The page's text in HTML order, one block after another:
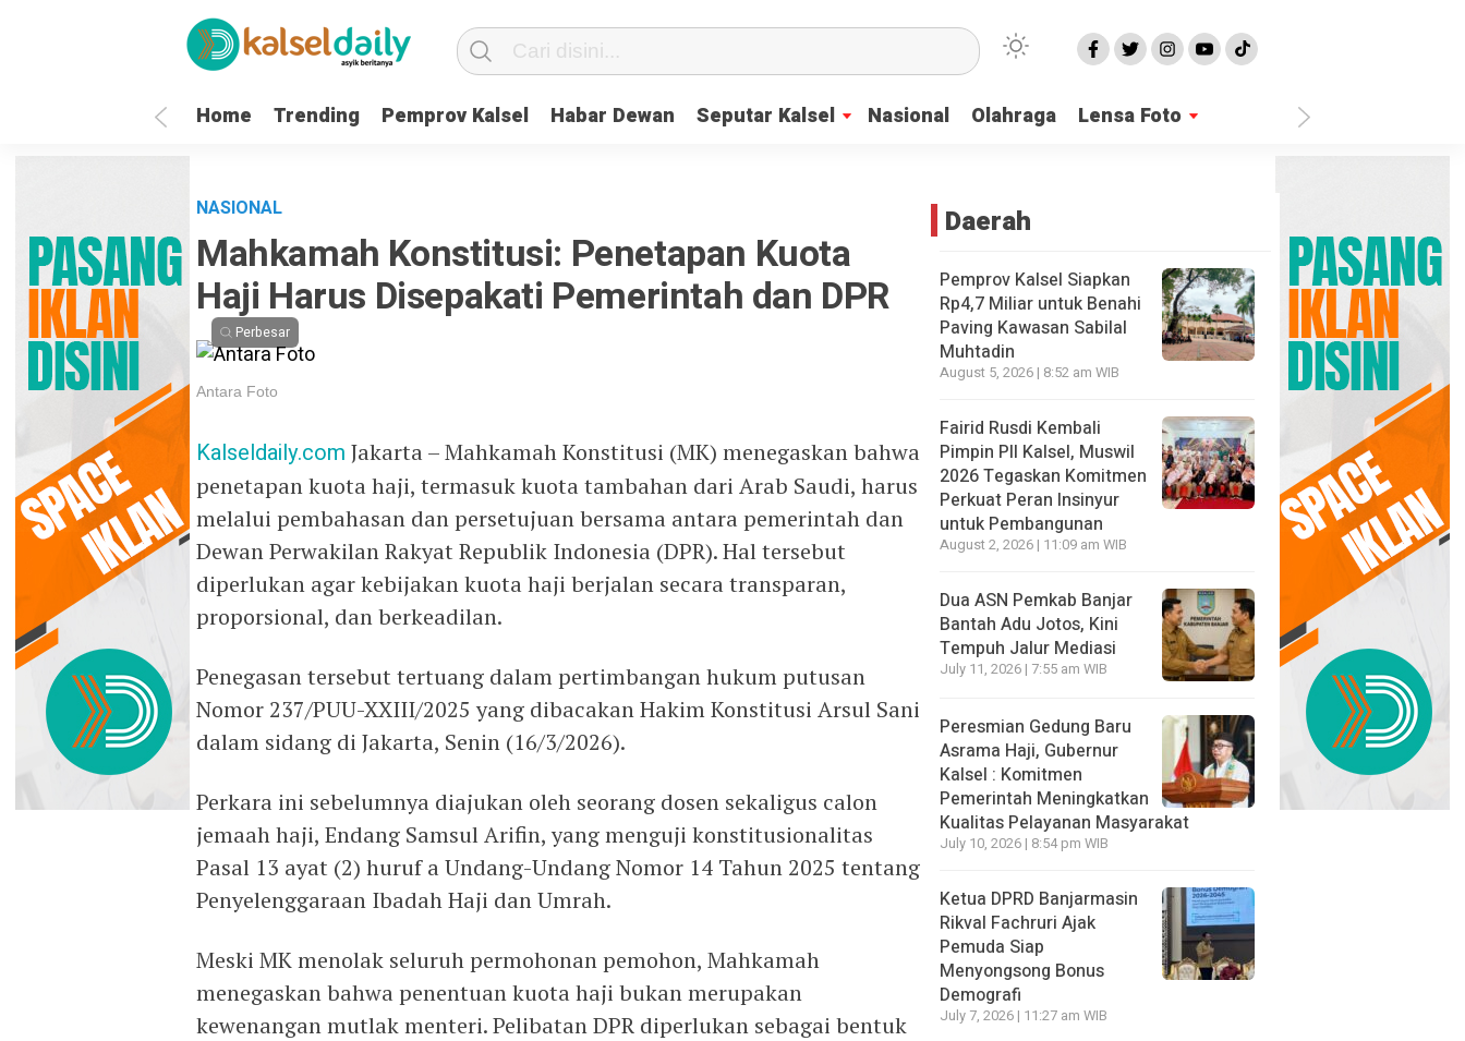
Home Trending Pemprov Kalsel Habar Dewan Seputar Kalsel Nasional Olahraga Lensa Foto
NASIONAL
Mahkamah Konstitusi: Penetapan Kuota
Haji Harus Disepakati Pemerintah dan DPR
Perbesar
Antara Foto
Kalseldaily.com Jakarta – Mahkamah Konstitusi (MK) menegaskan bahwa
penetapan kuota haji, termasuk kuota tambahan dari Arab Saudi, harus
melalui pembahasan dan persetujuan bersama antara pemerintah dan
Dewan Perwakilan Rakyat Republik Indonesia (DPR). Hal tersebut
diperlukan agar kebijakan kuota haji berjalan secara transparan,
proporsional, dan berkeadilan.
Penegasan tersebut tertuang dalam pertimbangan hukum putusan
Nomor 237/PUU-XXIII/2025 yang dibacakan Hakim Konstitusi Arsul Sani
dalam sidang di Jakarta, Senin (16/3/2026).
Perkara ini sebelumnya diajukan oleh seorang dosen sekaligus calon
jemaah haji, Endang Samsul Arifin, yang menguji konstitusionalitas
Pasal 13 ayat (2) huruf a Undang-Undang Nomor 14 Tahun 2025 tentang
Penyelenggaraan Ibadah Haji dan Umrah.
Meski MK menolak seluruh permohonan pemohon, Mahkamah
menegaskan bahwa penentuan kuota haji bukan merupakan
kewenangan mutlak menteri. Pelibatan DPR diperlukan sebagai bentuk
Daerah
Pemprov Kalsel Siapkan
Rp4,7 Miliar untuk Benahi
Paving Kawasan Sabilal
Muhtadin
August 5, 2026 | 8:52 am WIB
Fairid Rusdi Kembali
Pimpin PII Kalsel, Muswil
2026 Tegaskan Komitmen
Perkuat Peran Insinyur
untuk Pembangunan
August 2, 2026 | 11:09 am WIB
Dua ASN Pemkab Banjar
Bantah Adu Jotos, Kini
Tempuh Jalur Mediasi
July 11, 2026 | 7:55 am WIB
Peresmian Gedung Baru
Asrama Haji, Gubernur
Kalsel : Komitmen
Pemerintah Meningkatkan
Kualitas Pelayanan Masyarakat
July 10, 2026 | 8:54 pm WIB
Ketua DPRD Banjarmasin
Rikval Fachruri Ajak
Pemuda Siap
Menyongsong Bonus
Demografi
July 7, 2026 | 11:27 am WIB